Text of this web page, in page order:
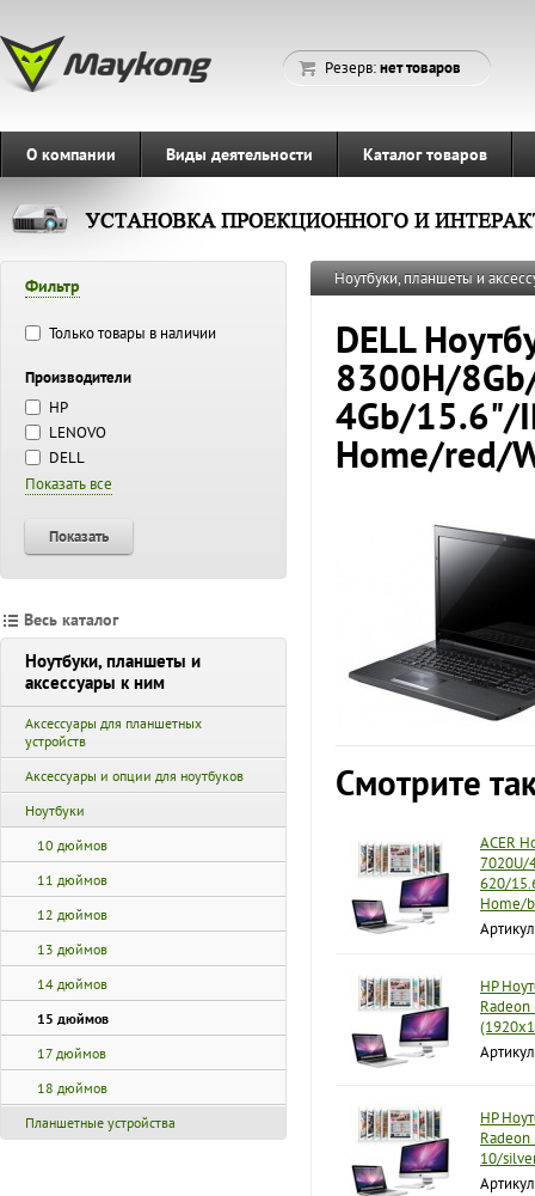
Резерв:нет товаров
О компании Виды деятельности Каталог товаров
Фильтр
Только товары в наличии
Производители
HP
LENOVO
DELL
Показать все
Показать
Весь каталог
Ноутбуки, планшеты и
аксессуары к ним
Аксессуары для планшетных
устройств
Аксессуары и опции для ноутбуков
Ноутбуки
10 дюймов
11 дюймов
12 дюймов
13 дюймов
14 дюймов
15 дюймов
17 дюймов
18 дюймов
Планшетные устройства
Ноутбуки, планшеты и
DELL
8300H/
4Gb/15.6"/
Home/red/
Смотрите
ACER
7020U/
620/
Home/
HP
HP
10/